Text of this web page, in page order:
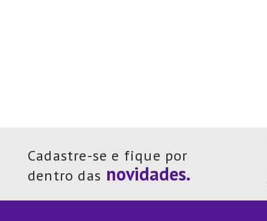
Cadastre-se e fique por
dentro das